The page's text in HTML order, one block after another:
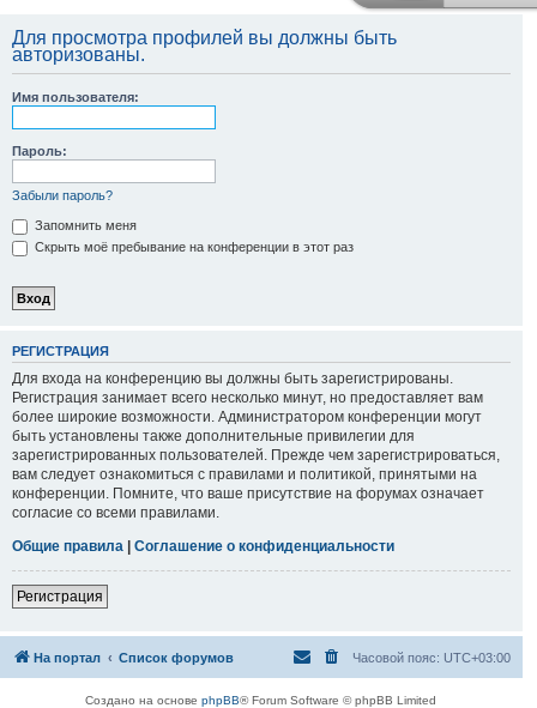
Для просмотра профилей вы должны быть
авторизованы.
Имя пользователя:
Пароль:
Забыли пароль?
Запомнить меня
Скрыть моё пребывание на конференции в этот раз
РЕГИСТРАЦИЯ
Для входа на конференцию вы должны быть зарегистрированы.
Регистрация занимает всего несколько минут, но предоставляет вам
более широкие возможности. Администратором конференции могут
быть установлены также дополнительные привилегии для
зарегистрированных пользователей. Прежде чем зарегистрироваться,
вам следует ознакомиться с правилами и политикой, принятыми на
конференции. Помните, что ваше присутствие на форумах означает
согласие со всеми правилами.
Общие правила
Соглашение о конфиденциальности
Регистрация
На портал Список форумов Часовой пояс: UTC+03:00
Создано на основеphpBB® Forum Software © phpBB Limited